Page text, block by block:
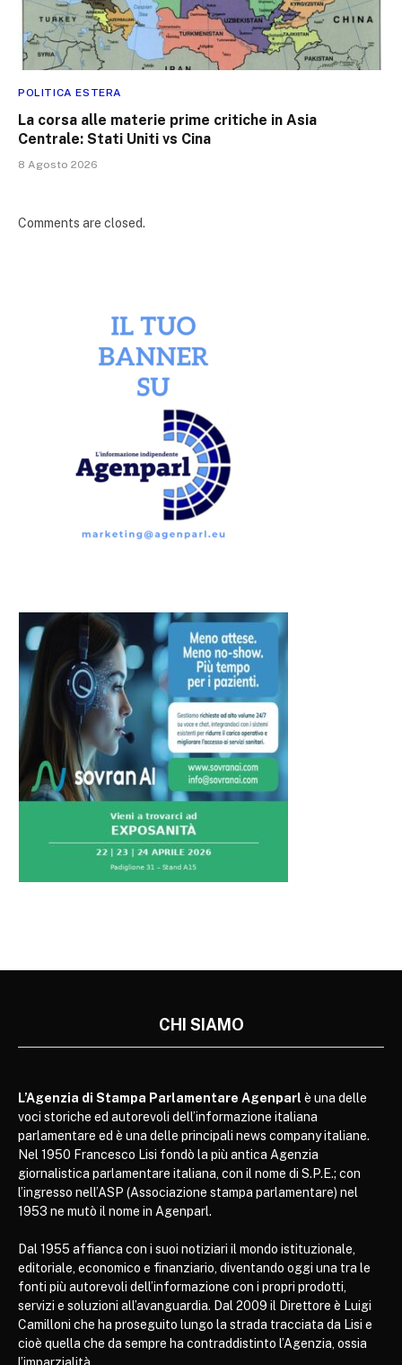
POLITICA ESTERA
La corsa alle materie prime critiche in Asia
Centrale: Stati Uniti vs Cina
8 Agosto 2026
Comments are closed.
CHI SIAMO
L’Agenzia di Stampa Parlamentare Agenparl è una delle
voci storiche ed autorevoli dell’informazione italiana
parlamentare ed è una delle principali news company italiane.
Nel 1950 Francesco Lisi fondò la più antica Agenzia
giornalistica parlamentare italiana, con il nome di S.P.E.; con
l’ingresso nell’ASP (Associazione stampa parlamentare) nel
1953 ne mutò il nome in Agenparl.
Dal 1955 affianca con i suoi notiziari il mondo istituzionale,
editoriale, economico e finanziario, diventando oggi una tra le
fonti più autorevoli dell’informazione con i propri prodotti,
servizi e soluzioni all’avanguardia. Dal 2009 il Direttore è Luigi
Camilloni che ha proseguito lungo la strada tracciata da Lisi e
cioè quella che da sempre ha contraddistinto l’Agenzia, ossia
l’imparzialità.